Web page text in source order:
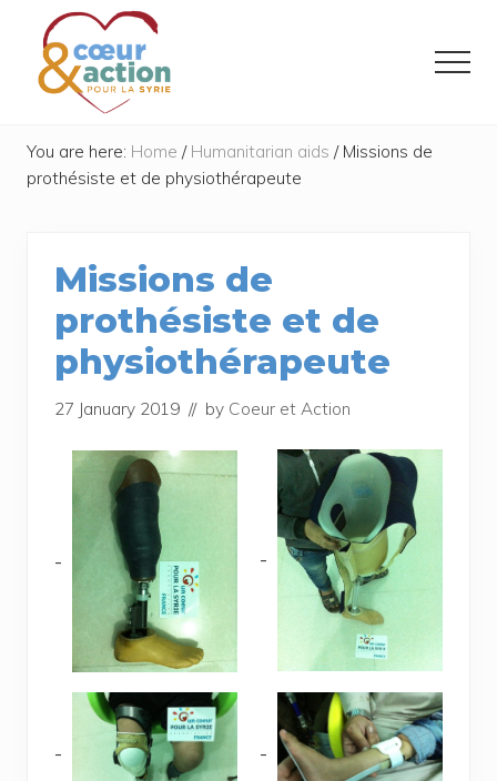
Menu
main
footer
de
l'espoir
Menu
You are here: Home / Humanitarian aids /Missions de
prothésiste et de physiothérapeute
Missions de
prothésiste et de
physiothérapeute
27 January 2019 // by Coeur et Action